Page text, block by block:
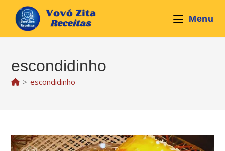
Menu
escondidinho
> escondidinho